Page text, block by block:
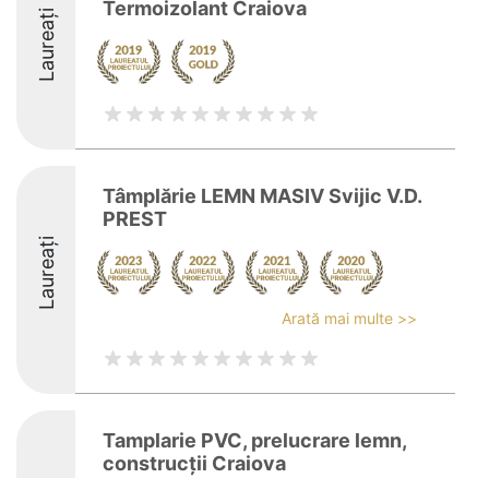
Laureați Termoizolant Craiova
Laureați
Tâmplărie LEMN MASIV Svijic V.D.
PREST
Arată mai multe >>
Tamplarie PVC, prelucrare lemn,
construcții Craiova